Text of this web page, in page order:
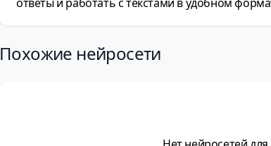
Похожие нейросети